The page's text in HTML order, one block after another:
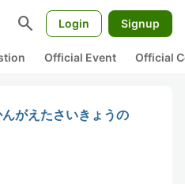
search Login Signup
Official Event Official
がえたさいきょうの